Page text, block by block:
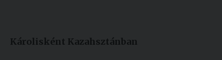
Károlisként Kazahsztánban